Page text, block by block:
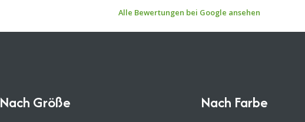
Kommunikation war durchgehend
gesamte Ablauf verlief reibungslos
und ohne jegliche Probleme. Ich
Alle Bewertungen bei Google ansehen
Nach Größe Nach Farbe